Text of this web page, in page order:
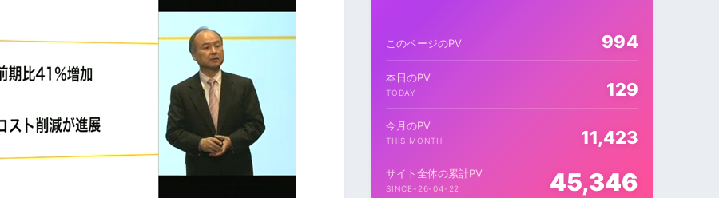
このページのPV 994
本日のPV
TODAY 129
今月のPV
THIS MONTH 11,423
サイト全体の累計PV
SINCE-26-04-22 45,346